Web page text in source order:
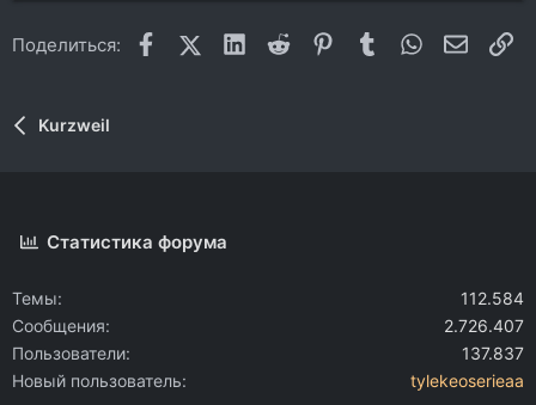
Поделиться: FacebookX (Twitter)
LinkedIn
Reddit Pinterest
Tumblr WhatsApp
Kurzweil
Статистика форума
Темы
112.584
Сообщения
2.726.407
Пользователи
137.837
Новый пользователь
tylekeoserieaa